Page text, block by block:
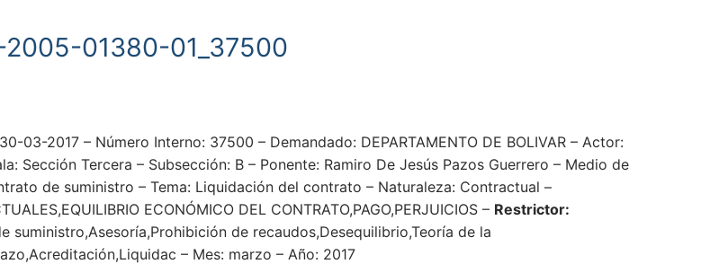
01380-01_37500
03-2017 – Número Interno: 37500 – Demandado: DEPARTAMENTO DE BOLIVAR – Actor:
Sección Tercera – Subsección: B – Ponente: Ramiro De Jesús Pazos Guerrero – Medio de
de suministro – Tema: Liquidación del contrato – Naturaleza: Contractual –
ECONÓMICO DEL CONTRATO,PAGO,PERJUICIOS – Restrictor:
suministro,Asesoría,Prohibición de recaudos,Desequilibrio,Teoría de la
– Mes: marzo – Año: 2017